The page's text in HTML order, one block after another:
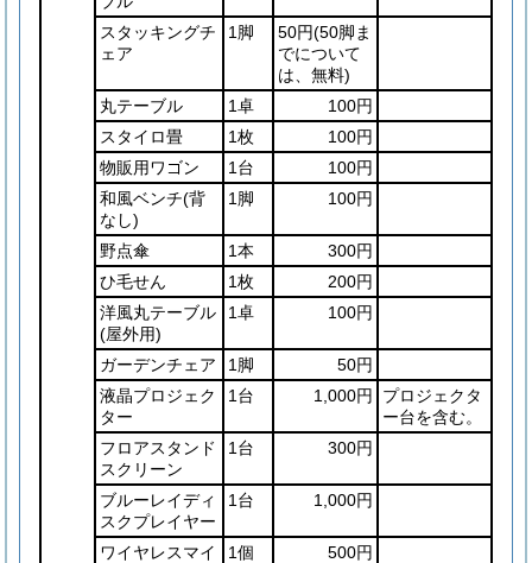
スタッキングチ
ェア
1脚 50円(50脚ま
でについて
は、無料)
丸テーブル
1卓
100円
スタイロ畳
1枚
100円
物販用ワゴン
1台
100円
和風ベンチ(背
なし)
1脚 100円
野点傘 1本
300円
ひ毛せん
1枚
200円
洋風丸テーブル
(屋外用)
1卓 100円
ガーデンチェア 1脚
50円
液晶プロジェク
ター
1台 1,000円
プロジェクタ
ー台を含む。
フロアスタンド
スクリーン
1台 300円
ブルーレイディ
スクプレイヤー
1台 1,000円
ワイヤレスマイ
1個 500円